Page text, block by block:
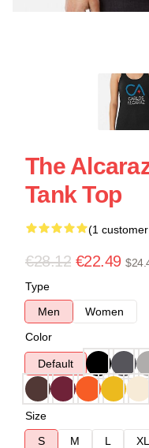
The
Tank Top
(1
€28.12 €22.49
Type
Men
Women
Color
Default
Size
S
M L XL